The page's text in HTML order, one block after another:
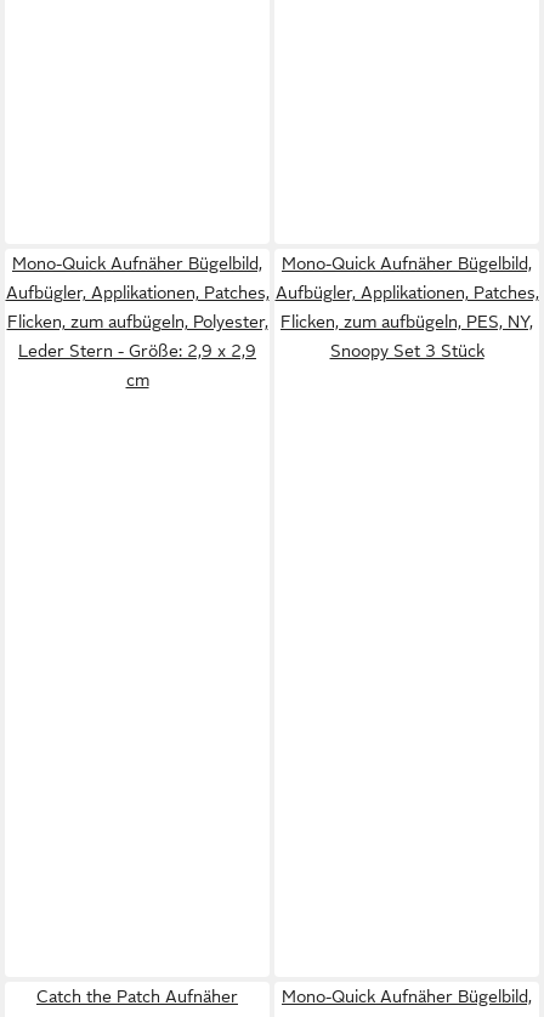
Mono-Quick Aufnäher Bügelbild,
Aufbügler, Applikationen, Patches,
Flicken, zum aufbügeln, Polyester,
Leder Stern - Größe: 2,9 x 2,9
cm
Mono-Quick Aufnäher Bügelbild,
Aufbügler, Applikationen, Patches,
Flicken, zum aufbügeln, PES, NY,
Snoopy Set 3 Stück
Catch the Patch Aufnäher
Mono-Quick Aufnäher Bügelbild,